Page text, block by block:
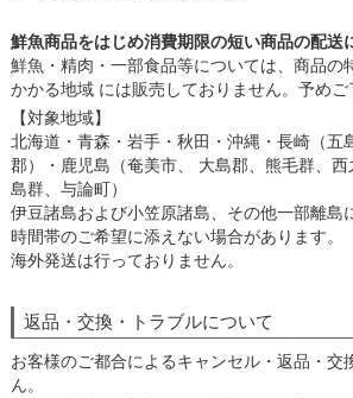
鮮魚商品をはじめ消費期限の短い商品の配送
鮮魚・精肉・一部食品等については、商品の
かかる地域 には販売しておりません。予めご
【対象地域】
北海道・青森・岩手・秋田・沖縄・長崎（五
郡）・鹿児島（奄美市、 大島郡、熊毛群、
島群、与論町）
伊豆諸島および小笠原諸島、その他一部離島
時間帯のご希望に添えない場合があります。
海外発送は行っておりません。
返品・交換・トラブルについて
お客様のご都合によるキャンセル・返品・交
ん。